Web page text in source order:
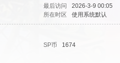
最后访问
2026-3-9 00:05
所在时区 使用系统默认
SP币 1674